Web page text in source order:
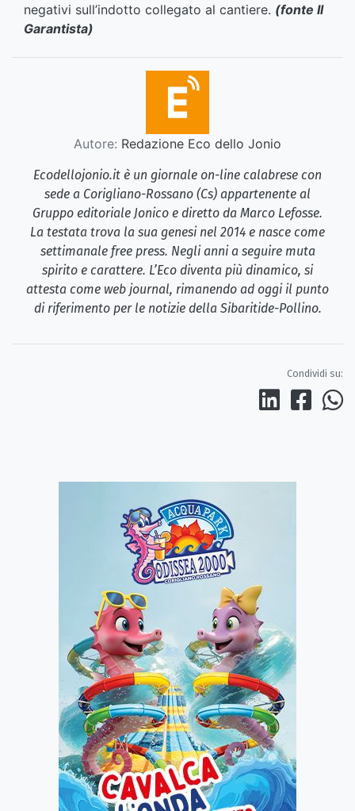
negativi sull’indotto collegato al cantiere. (fonte Il
Garantista)
Autore: Redazione Eco dello Jonio
Ecodellojonio.it è un giornale on-line calabrese con
sede a Corigliano-Rossano (Cs) appartenente al
Gruppo editoriale Jonico e diretto da Marco Lefosse.
La testata trova la sua genesi nel 2014 e nasce come
settimanale free press. Negli anni a seguire muta
spirito e carattere. L’Eco diventa più dinamico, si
attesta come web journal, rimanendo ad oggi il punto
di riferimento per le notizie della Sibaritide-Pollino.
Condividi su: